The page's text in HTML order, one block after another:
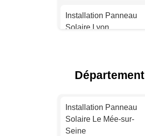
Installation Panneau
Solaire Lyon
Solaire Nice
Installation Panneau
Département
Installation Panneau
Solaire Le Mée-sur-
Seine